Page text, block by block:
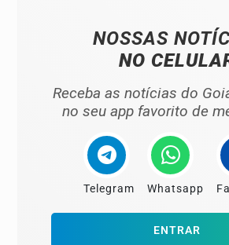
NOSSAS
NO
Receba as notícias do
no seu app favorito de
Telegram Whatsapp
ENTRAR